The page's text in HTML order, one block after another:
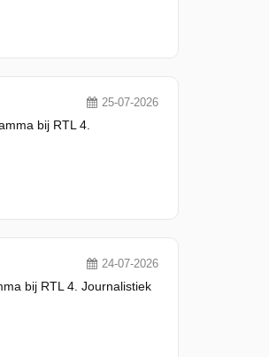
25-07-2026
bij RTL 4.
24-07-2026
bij RTL 4. Journalistiek